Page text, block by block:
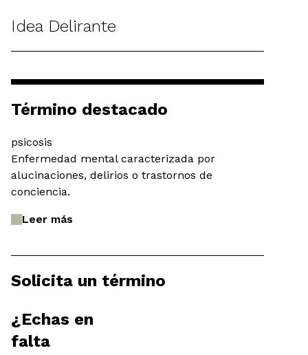
Idea Delirante
Término destacado
psicosis
Enfermedad mental caracterizada por
alucinaciones, delirios o trastornos de
conciencia.
Leer más
Solicita un término
¿Echas en
falta